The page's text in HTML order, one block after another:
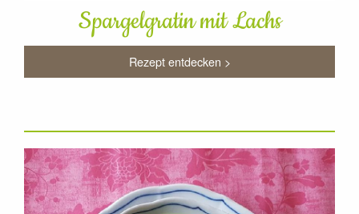
Spargelgratin mit Lachs
Rezept entdecken >